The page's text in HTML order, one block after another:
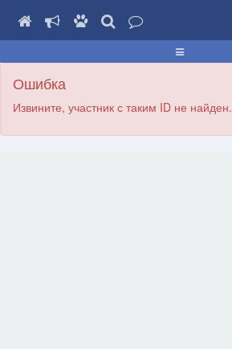
Ошибка
Извините, участник с таким ID не найден.